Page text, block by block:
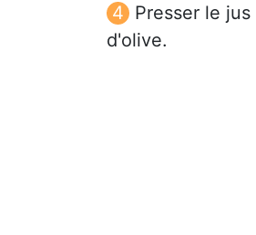
Presser le
d'olive.